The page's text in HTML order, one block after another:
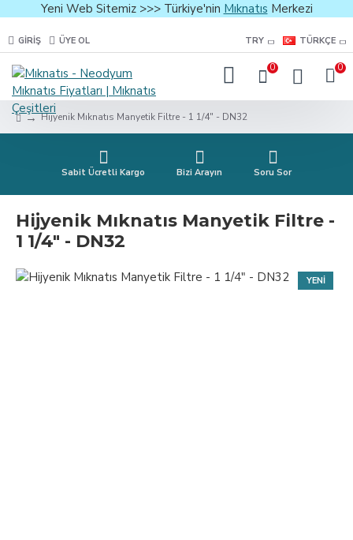
Yeni Web Sitemiz >>> Türkiye'nin Mıknatıs Merkezi
GIRIŞ ÜYE OL TRY TÜRKÇE
0 0
Hijyenik Mıknatıs Manyetik Filtre - 1 1/4″ - DN32
Sabit Ücretli Kargo Bizi Arayın Soru Sor
Hijyenik Mıknatıs Manyetik Filtre -
1 1/4″ - DN32
YENI